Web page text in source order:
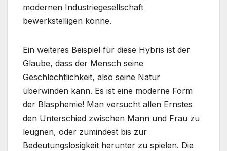
modernen Industriegesellschaft
bewerkstelligen könne.
Ein weiteres Beispiel für diese Hybris ist der
Glaube, dass der Mensch seine
Geschlechtlichkeit, also seine Natur
überwinden kann. Es ist eine moderne Form
der Blasphemie! Man versucht allen Ernstes
den Unterschied zwischen Mann und Frau zu
leugnen, oder zumindest bis zur
Bedeutungslosigkeit herunter zu spielen. Die